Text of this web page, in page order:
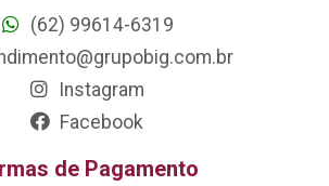
(62) 99614-6319
Instagram
Facebook
de Pagamento